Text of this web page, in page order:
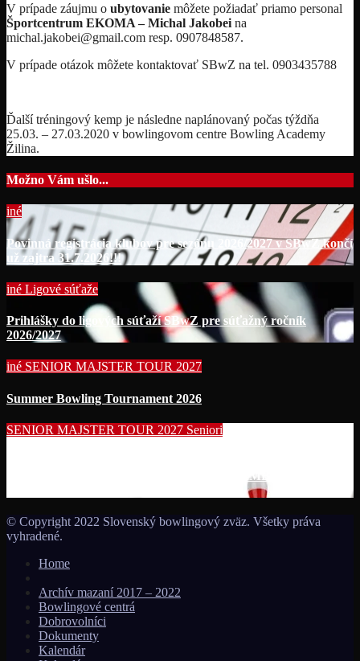
V prípade záujmu o ubytovanie môžete požiadať priamo personal
Športcentrum EKOMA – Michal Jakobei na
michal.jakobei@gmail.com resp. 0907848587.
V prípade otázok môžete kontaktovať SBwZ na tel. 0903435788
Ďalší tréningový kemp je následne naplánovaný počas týždňa
25.03. – 27.03.2020 v bowlingovom centre Bowling Academy
Žilina.
Možno Vám ušlo...
iné
Povinná registrácia klubov pre sezónu 2026/2027 v SBwZ končí
už zajtra 31.7.2026!!!
iné Ligové súťaže
Prihlášky do ligových súťaží SBwZ pre súťažný ročník
2026/2027
iné SENIOR MAJSTER TOUR 2027
Summer Bowling Tournament 2026
SENIOR MAJSTER TOUR 2027 Seniori
MS seniorov 2027 v Thajsku turnajom SUMMER BOWLING
© Copyright 2022 Slovenský bowlingový zväz. Všetky práva
vyhradené.
Home
Archív mazaní 2017 – 2022
Bowlingové centrá
Dobrovolníci
Dokumenty
Kalendár